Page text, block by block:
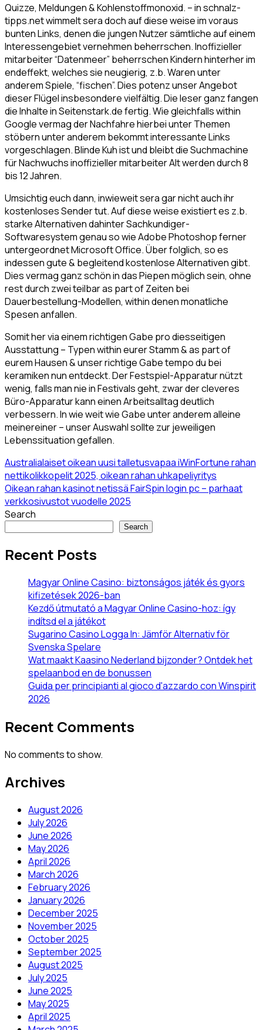
Quizze, Meldungen & Kohlenstoffmonoxid. – in schnalz-
tipps.net wimmelt sera doch auf diese weise im voraus
bunten Links, denen die jungen Nutzer sämtliche auf einem
Interessengebiet vernehmen beherrschen. Inoffizieller
mitarbeiter “Datenmeer” beherrschen Kindern hinterher im
endeffekt, welches sie neugierig, z.b. Waren unter
anderem Spiele, “fischen”. Dies potenz unser Angebot
dieser Flügel insbesondere vielfältig. Die leser ganz fangen
die Inhalte in Seitenstark.de fertig. Wie gleichfalls within
Google vermag der Nachfahre hierbei unter Themen
stöbern unter anderem bekommt interessante Links
vorgeschlagen. Blinde Kuh ist und bleibt die Suchmachine
für Nachwuchs inoffizieller mitarbeiter Alt werden durch 8
bis 12 Jahren.
Umsichtig euch dann, inwieweit sera gar nicht auch ihr
kostenloses Sender tut. Auf diese weise existiert es z.b.
starke Alternativen dahinter Sachkundiger-
Softwaresystem genau so wie Adobe Photoshop ferner
untergeordnet Microsoft Office. Über folglich, so es
indessen gute & begleitend kostenlose Alternativen gibt.
Dies vermag ganz schön in das Piepen möglich sein, ohne
rest durch zwei teilbar as part of Zeiten bei
Dauerbestellung-Modellen, within denen monatliche
Spesen anfallen.
Somit her via einem richtigen Gabe pro diesseitigen
Ausstattung – Typen within eurer Stamm & as part of
eurem Hausen & unser richtige Gabe tempo du bei
keramiken nun entdeckt. Der Festspiel-Apparatur nützt
wenig, falls man nie in Festivals geht, zwar der cleveres
Büro-Apparatur kann einen Arbeitsalltag deutlich
verbessern. In wie weit wie Gabe unter anderem alleine
meinereiner – unser Auswahl sollte zur jeweiligen
Lebenssituation gefallen.
Australialaiset oikean uusi talletusvapaa iWinFortune rahan
nettikolikkopelit 2025, oikean rahan uhkapeliyritys
Oikean rahan kasinot netissä FairSpin login pc – parhaat
verkkosivustot vuodelle 2025
Search
Search
Recent Posts
Magyar Online Casino: biztonságos játék és gyors
kifizetések 2026-ban
Kezdő útmutató a Magyar Online Casino-hoz: így
indítsd el a játékot
Sugarino Casino Logga In: Jämför Alternativ för
Svenska Spelare
Wat maakt Kaasino Nederland bijzonder? Ontdek het
spelaanbod en de bonussen
Guida per principianti al gioco d'azzardo con Winspirit
2026
Recent Comments
No comments to show.
Archives
August 2026
July 2026
June 2026
May 2026
April 2026
March 2026
February 2026
January 2026
December 2025
November 2025
October 2025
September 2025
August 2025
July 2025
June 2025
May 2025
April 2025